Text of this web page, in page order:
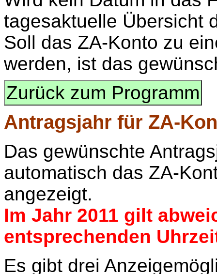
tagesaktuelle Übersicht
Soll das ZA-Konto zu
werden, ist das
Zurück zum Programm
Antragsjahr für ZA-
Das gewünschte
automatisch das ZA-
angezeigt.
Im Jahr 2011 gilt
entsprechenden
Es gibt drei